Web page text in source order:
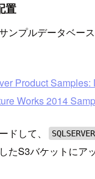
置
ンプルデータベー
Product Samples:
Works 2014
ドして、
たS3バケットにア